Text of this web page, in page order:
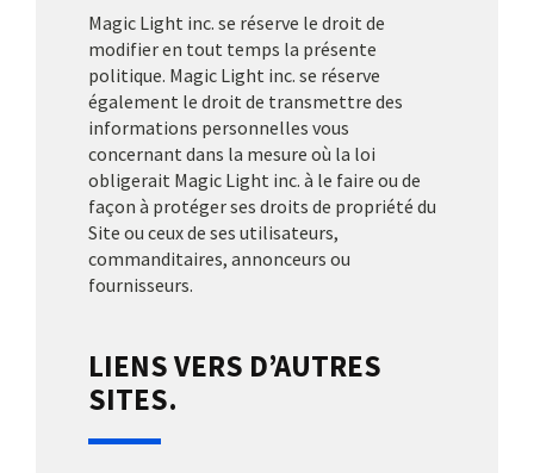
Magic Light inc. se réserve le droit de
modifier en tout temps la présente
politique. Magic Light inc. se réserve
également le droit de transmettre des
informations personnelles vous
concernant dans la mesure où la loi
obligerait Magic Light inc. à le faire ou de
façon à protéger ses droits de propriété du
Site ou ceux de ses utilisateurs,
commanditaires, annonceurs ou
fournisseurs.
LIENS VERS D’AUTRES
SITES.